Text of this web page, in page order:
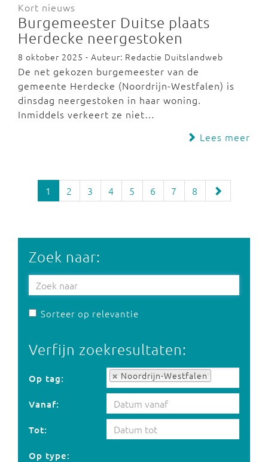
Kort nieuws
Burgemeester Duitse plaats
Herdecke neergestoken
8 oktober 2025 - Auteur: Redactie Duitslandweb
De net gekozen burgemeester van de
gemeente Herdecke (Noordrijn-Westfalen) is
dinsdag neergestoken in haar woning.
Inmiddels verkeert ze niet…
Lees meer
1 2 3 4 5 6 7 8
Zoek naar:
Sorteer op relevantie
Verfijn zoekresultaten:
Op tag: Noordrijn-Westfalen
Op tag:
Vanaf:
Tot:
Op type: